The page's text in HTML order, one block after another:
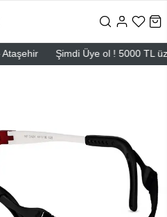
Şimdi Üye ol ! 5000 TL üzeri